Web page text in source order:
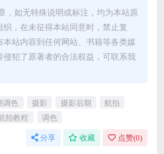
，如无特殊说明或标注，均为本站原
，在未征得本站同意时，禁止复
站内容到任何网站、书籍等各类媒
犯了原著者的合法权益，可联系我
调色 摄影 摄影后期
航拍
拍教程
调色
分享 收藏 点赞(0)